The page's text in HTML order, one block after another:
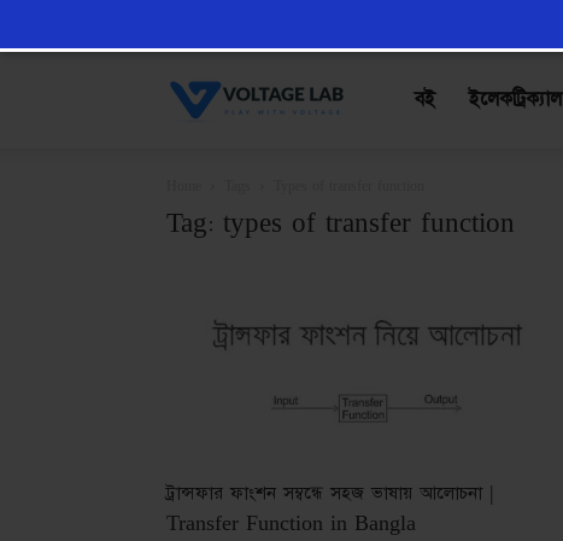
VoltageLab
বই ইলেকট্রিক্যাল
Tag: types of transfer function
ট্রান্সফার ফাংশন সম্বন্ধে সহজ ভাষায় আলোচনা |
Transfer Function in Bangla